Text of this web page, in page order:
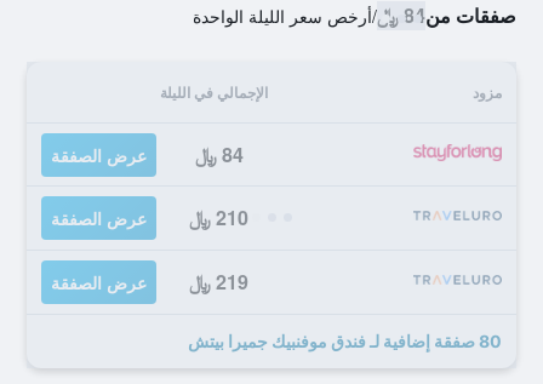
صفقات من84 ﷼ /أرخص سعر الليلة الواحدة
مزود الإجمالي في الليلة
84 ﷼ عرض الصفقة
210 ﷼ عرض الصفقة
219 ﷼ عرض الصفقة
80 صفقة إضافية لـ فندق موفنبيك جميرا بيتش